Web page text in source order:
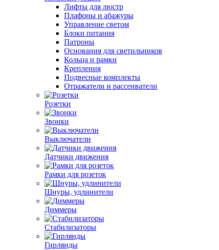
Лифты для люстр
Плафоны и абажуры
Управление светом
Блоки питания
Патроны
Основания для светильников
Кольца и рамки
Крепления
Подвесные комплекты
Отражатели и рассеиватели
Розетки
Звонки
Выключатели
Датчики движения
Рамки для розеток
Шнуры, удлинители
Диммеры
Стабилизаторы
Гирлянды